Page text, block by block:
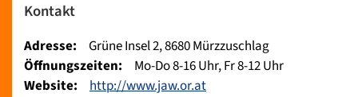
Kontakt
Adresse:
Grüne Insel 2, 8680 Mürzzuschlag
Öffnungszeiten:
Mo-Do 8-16 Uhr, Fr 8-12 Uhr
Website:
http://www.jaw.or.at